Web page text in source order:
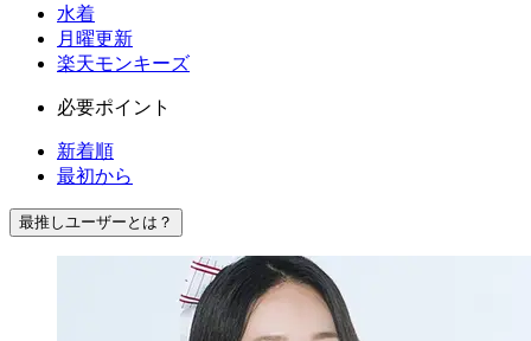
水着
月曜更新
楽天モンキーズ
必要ポイント
新着順
最初から
最推しユーザーとは？